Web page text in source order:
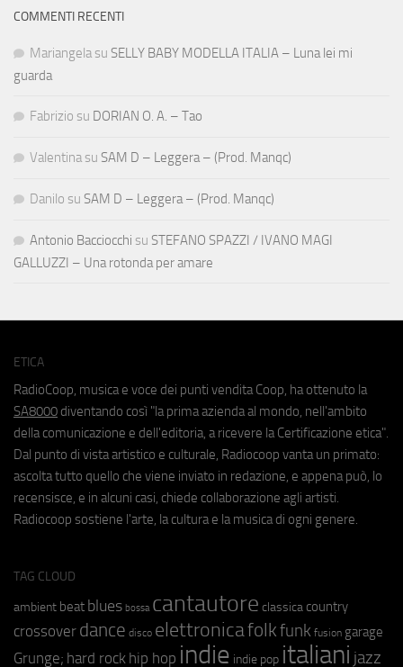
COMMENTI RECENTI
Mariangela su SELLY BABY MODELLA ITALIA – Luna lei mi
guarda
Fabrizio su DORIAN O. A. – Tao
Valentina su SAM D – Leggera – (Prod. Manqc)
Danilo su SAM D – Leggera – (Prod. Manqc)
Antonio Bacciocchi su STEFANO SPAZZI / IVANO MAGI
GALLUZZI – Una rotonda per amare
ETICA
RadioCoop, musica e voce dei punti vendita Coop, ha ottenuto la
SA8000 diventando così "la prima azienda al mondo, nell'ambito
della comunicazione e dell'editoria, a ricevere la Certificazione etica".
Dal punto di vista artistico e culturale, Radiocoop vanta un primato:
ascolta tutto quello che viene inviato in redazione, e appena può, lo
recensisce, e in alcuni casi, chiede collaborazione agli artisti.
Radiocoop sostiene l'arte, la cultura e la musica di ogni genere.
TAG CLOUD
ambient beat blues bossa cantautore classica country
crossover dance disco elettronicafolkfunk fusion garage
Grunge; hard rock hip hop indie indie pop italiani jazz